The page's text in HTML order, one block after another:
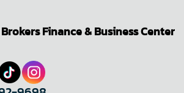
Finance & Business Center